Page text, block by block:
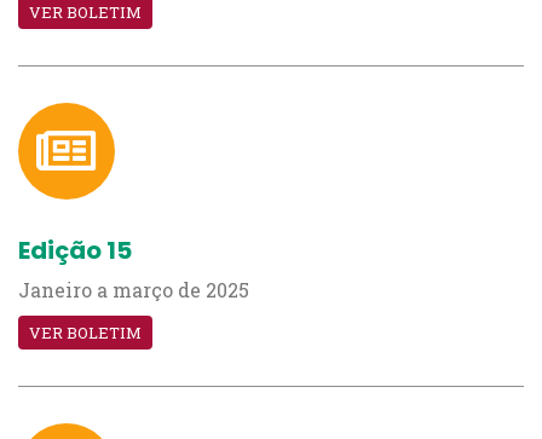
VER BOLETIM
Edição 15
Janeiro a março de 2025
VER BOLETIM